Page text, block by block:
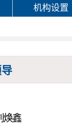
机构设置
焕鑫